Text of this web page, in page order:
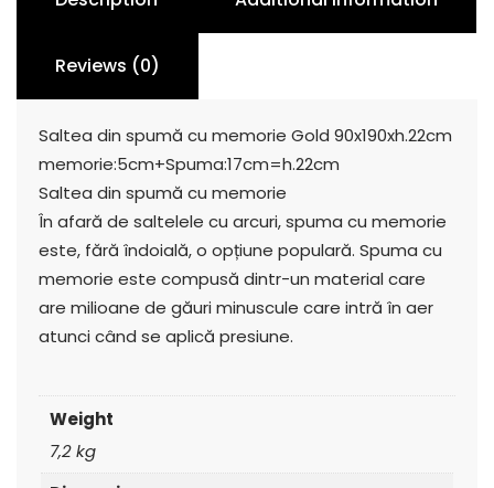
Reviews (0)
Saltea din spumă cu memorie Gold 90x190xh.22cm
memorie:5cm+Spuma:17cm=h.22cm
Saltea din spumă cu memorie
În afară de saltelele cu arcuri, spuma cu memorie
este, fără îndoială, o opțiune populară. Spuma cu
memorie este compusă dintr-un material care
are milioane de găuri minuscule care intră în aer
atunci când se aplică presiune.
Weight
7,2 kg